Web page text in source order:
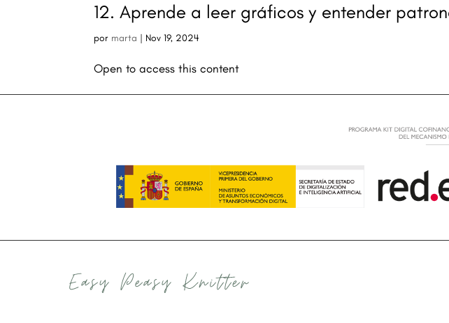
12. Aprende a leer gráficos y entender
por marta | Nov 19, 2024
Open to access this content